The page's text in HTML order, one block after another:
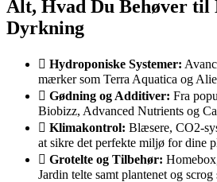
Alt, Hvad Du Behøver til
Dyrkning
Hydroponiske Systemer:
mærker som Terra Aquatica og
Gødning og Additiver: Fra
Biobizz, Advanced Nutrients og
Klimakontrol: Blæsere, CO2-
at sikre det perfekte miljø for dine
Grotelte og Tilbehør:
Jardin telte samt plantenet og scrog